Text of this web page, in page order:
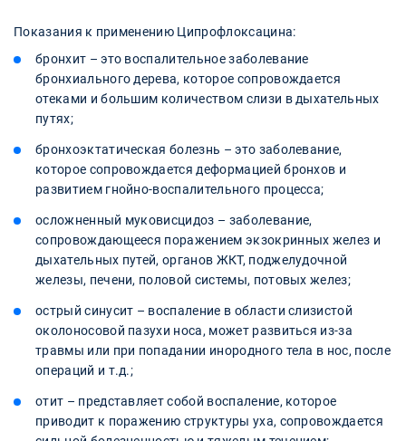
Показания к применению Ципрофлоксацина:
бронхит – это воспалительное заболевание
бронхиального дерева, которое сопровождается
отеками и большим количеством слизи в дыхательных
путях;
бронхоэктатическая болезнь – это заболевание,
которое сопровождается деформацией бронхов и
развитием гнойно-воспалительного процесса;
осложненный муковисцидоз – заболевание,
сопровождающееся поражением экзокринных желез и
дыхательных путей, органов ЖКТ, поджелудочной
железы, печени, половой системы, потовых желез;
острый синусит – воспаление в области слизистой
околоносовой пазухи носа, может развиться из-за
травмы или при попадании инородного тела в нос, после
операций и т.д.;
отит – представляет собой воспаление, которое
приводит к поражению структуры уха, сопровождается